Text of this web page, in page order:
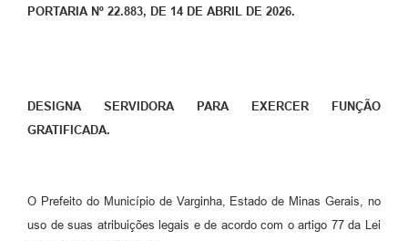
PORTARIA Nº 22.883, DE 14 DE ABRIL DE 2026.
DESIGNA SERVIDORA PARA EXERCER FUNÇÃO
GRATIFICADA.
O Prefeito do Município de Varginha, Estado de Minas Gerais, no
uso de suas atribuições legais e de acordo com o artigo 77 da Lei